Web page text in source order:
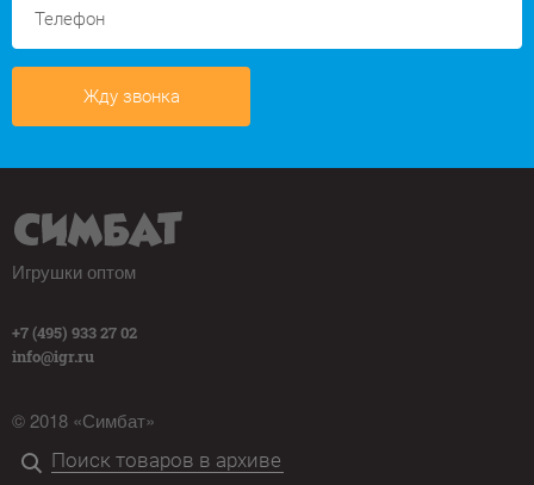
Жду звонка
Игрушки оптом
+7 (495) 933 27 02
info@igr.ru
© 2018 «Симбат»